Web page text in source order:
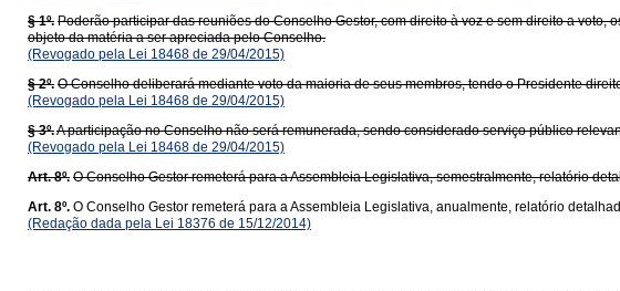
§ 1º. Poderão participar das reuniões do Conselho Gestor, com direito à voz e sem direito a
objeto da matéria a ser apreciada pelo Conselho.
(Revogado pela Lei 18468 de 29/04/2015)
§ 2º. O Conselho deliberará mediante voto da maioria de seus membros, tendo o Presidente
(Revogado pela Lei 18468 de 29/04/2015)
§ 3º.A participação no Conselho não será remunerada, sendo considerado serviço público
(Revogado pela Lei 18468 de 29/04/2015)
Art. 8º. O Conselho Gestor remeterá para a Assembleia Legislativa, semestralmente, relatório
Art. 8º. O Conselho Gestor remeterá para a Assembleia Legislativa, anualmente, relatório
(Redação dada pela Lei 18376 de 15/12/2014)